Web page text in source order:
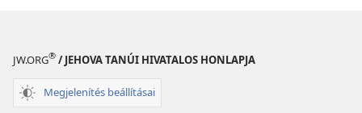
JW.ORG® / JEHOVA TANÚI HIVATALOS HONLAPJA
Megjelenítés beállításai